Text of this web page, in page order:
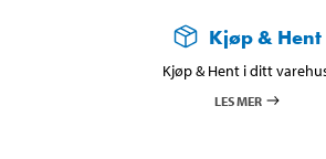
Kjøp & Hent
Kjøp & Hent i ditt
LES MER